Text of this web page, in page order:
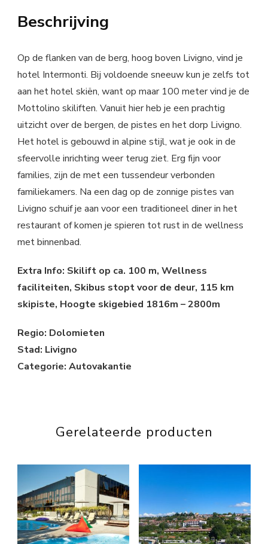
Beschrijving
Op de flanken van de berg, hoog boven Livigno, vind je
hotel Intermonti. Bij voldoende sneeuw kun je zelfs tot
aan het hotel skiën, want op maar 100 meter vind je de
Mottolino skiliften. Vanuit hier heb je een prachtig
uitzicht over de bergen, de pistes en het dorp Livigno.
Het hotel is gebouwd in alpine stijl, wat je ook in de
sfeervolle inrichting weer terug ziet. Erg fijn voor
families, zijn de met een tussendeur verbonden
familiekamers. Na een dag op de zonnige pistes van
Livigno schuif je aan voor een traditioneel diner in het
restaurant of komen je spieren tot rust in de wellness
met binnenbad.
Extra Info: Skilift op ca. 100 m, Wellness
faciliteiten, Skibus stopt voor de deur, 115 km
skipiste, Hoogte skigebied 1816m – 2800m
Regio: Dolomieten
Stad: Livigno
Categorie: Autovakantie
Gerelateerde producten